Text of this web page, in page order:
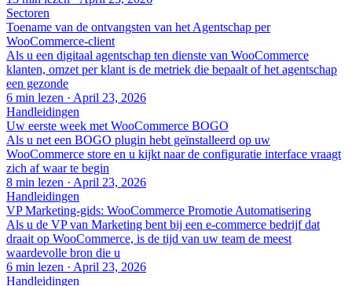
Sectoren
Toename van de ontvangsten van het Agentschap per
WooCommerce-client
Als u een digitaal agentschap ten dienste van WooCommerce
klanten, omzet per klant is de metriek die bepaalt of het agentschap
een gezonde
6 min lezen · April 23, 2026
Handleidingen
Uw eerste week met WooCommerce BOGO
Als u net een BOGO plugin hebt geïnstalleerd op uw
WooCommerce store en u kijkt naar de configuratie interface vraagt
zich af waar te begin
8 min lezen · April 23, 2026
Handleidingen
VP Marketing-gids: WooCommerce Promotie Automatisering
Als u de VP van Marketing bent bij een e-commerce bedrijf dat
draait op WooCommerce, is de tijd van uw team de meest
waardevolle bron die u
6 min lezen · April 23, 2026
Handleidingen